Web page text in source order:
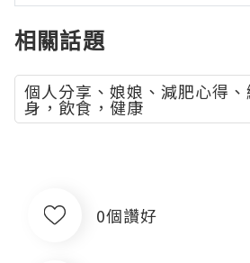
相關話題
個人分享、娘娘、減肥心得
身，飲食，健康
0個讚好